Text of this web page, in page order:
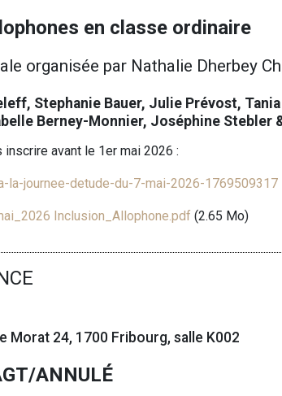
en classe ordinaire
organisée par Nathalie Dherbey
Stephanie Bauer, Julie Prévost,
Berney-Monnier, Joséphine
avant le 1er mai 2026 :
la-journee-detude-du-7-mai-2026-1769509317
Inclusion_Allophone.pdf (2.65 Mo)
Morat 24, 1700 Fribourg, salle K002
ANNULÉ